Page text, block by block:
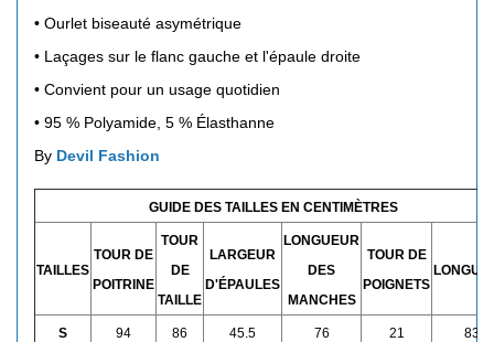
• Ourlet biseauté asymétrique
• Laçages sur le flanc gauche et l'épaule droite
• Convient pour un usage quotidien
• 95 % Polyamide, 5 % Élasthanne
By Devil Fashion
GUIDE DES TAILLES EN CENTIMÈTRES
TAILLES
TOUR DE
POITRINE
TOUR
DE
TAILLE
LARGEUR
D'ÉPAULES
LONGUEUR
DES
MANCHES
TOUR DE
POIGNETS
S 94 86 45.5 76 21 83